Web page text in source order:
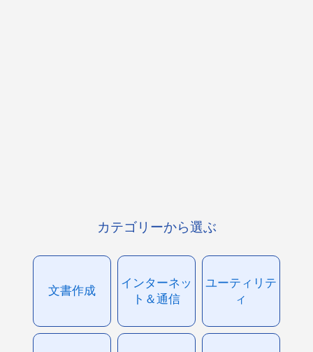
カテゴリーから選ぶ
文書作成
インターネッ
ト＆通信
ユーティリテ
ィ